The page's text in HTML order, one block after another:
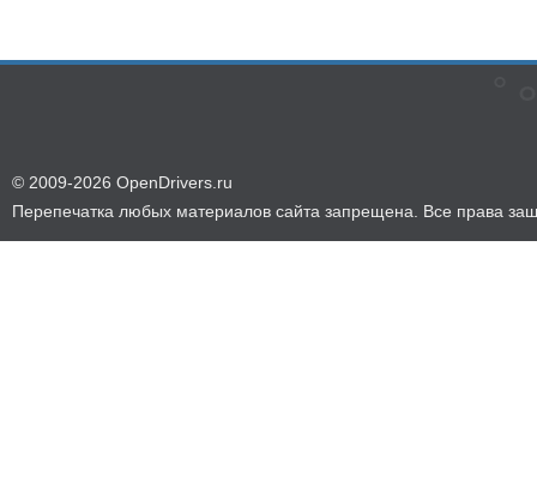
© 2009-2026 OpenDrivers.ru
Перепечатка любых материалов сайта запрещена. Все права